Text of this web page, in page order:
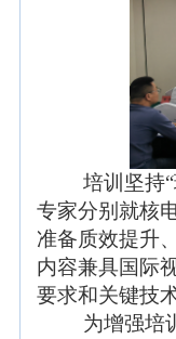
培训坚持
专家分别就核
准备质效提升
内容兼具国际
要求和关键技
为增强培